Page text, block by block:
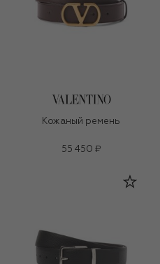
Кожаный ремень
55 450 ₽